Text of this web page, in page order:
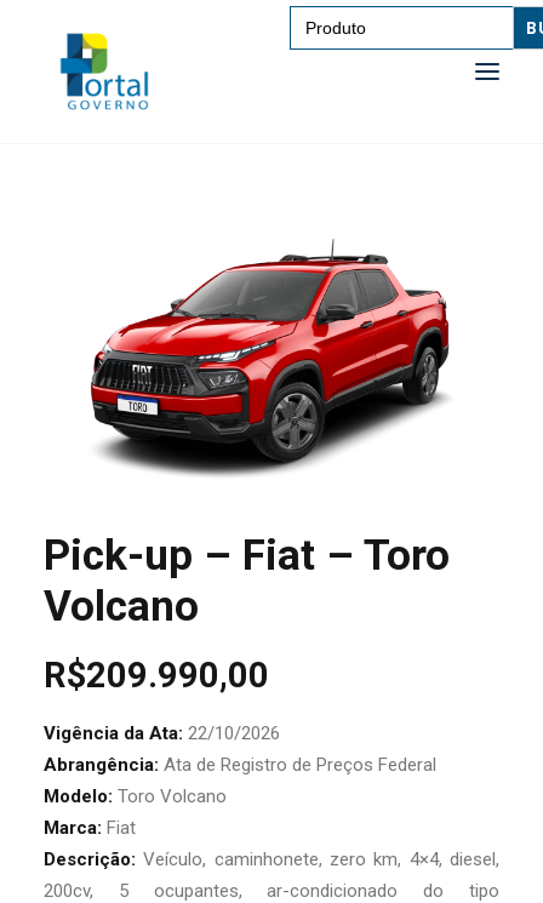
Search
for:
TRANSPORTE DE CARGAS
EDUCAÇÃO
TECNOLOGIA
OUTROS
Pick-up – Fiat – Toro
Volcano
R$209.990,00
Vigência da Ata: 22/10/2026
Abrangência: Ata de Registro de Preços Federal
Modelo: Toro Volcano
Marca: Fiat
Descrição:Veículo, caminhonete, zero km, 4×4, diesel,
200cv, 5 ocupantes, ar-condicionado do tipo